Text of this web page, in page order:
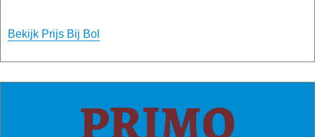
Bekijk Prijs Bij Bol